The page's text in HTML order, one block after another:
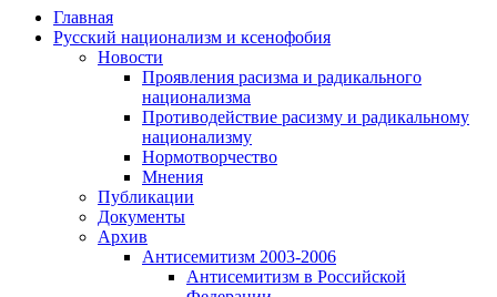
Главная
Русский национализм и ксенофобия
Новости
Проявления расизма и радикального
национализма
Противодействие расизму и радикальному
национализму
Нормотворчество
Мнения
Публикации
Документы
Архив
Антисемитизм 2003-2006
Антисемитизм в Российской